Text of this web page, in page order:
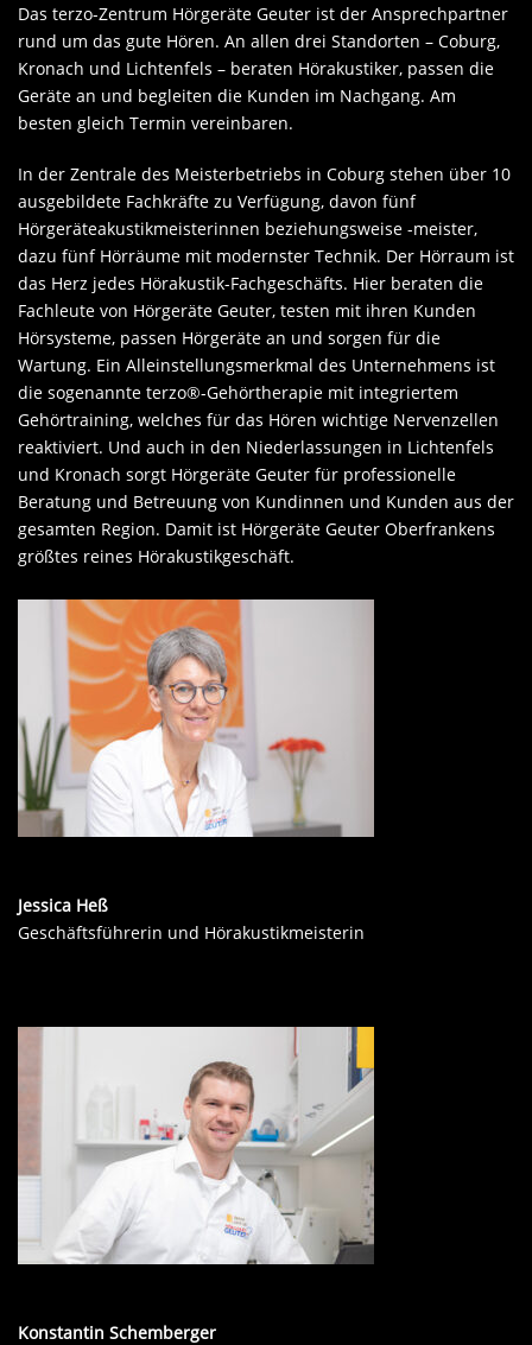
Das terzo-Zentrum Hörgeräte Geuter ist der Ansprechpartner
rund um das gute Hören. An allen drei Standorten – Coburg,
Kronach und Lichtenfels – beraten Hörakustiker, passen die
Geräte an und begleiten die Kunden im Nachgang. Am
besten gleich Termin vereinbaren.
In der Zentrale des Meisterbetriebs in Coburg stehen über 10
ausgebildete Fachkräfte zu Verfügung, davon fünf
Hörgeräteakustikmeisterinnen beziehungsweise -meister,
dazu fünf Hörräume mit modernster Technik. Der Hörraum ist
das Herz jedes Hörakustik-Fachgeschäfts. Hier beraten die
Fachleute von Hörgeräte Geuter, testen mit ihren Kunden
Hörsysteme, passen Hörgeräte an und sorgen für die
Wartung. Ein Alleinstellungsmerkmal des Unternehmens ist
die sogenannte terzo®-Gehörtherapie mit integriertem
Gehörtraining, welches für das Hören wichtige Nervenzellen
reaktiviert. Und auch in den Niederlassungen in Lichtenfels
und Kronach sorgt Hörgeräte Geuter für professionelle
Beratung und Betreuung von Kundinnen und Kunden aus der
gesamten Region. Damit ist Hörgeräte Geuter Oberfrankens
größtes reines Hörakustikgeschäft.
Jessica Heß
Geschäftsführerin und Hörakustikmeisterin
Konstantin Schemberger